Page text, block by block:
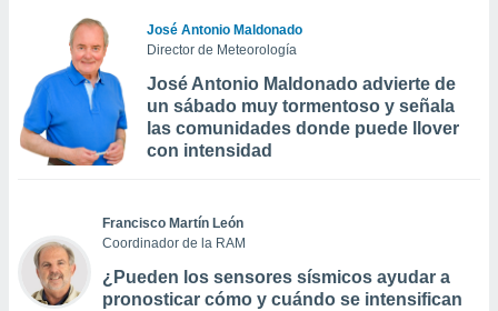
José Antonio Maldonado
Director de Meteorología
José Antonio Maldonado advierte de
un sábado muy tormentoso y señala
las comunidades donde puede llover
con intensidad
Francisco Martín León
Coordinador de la RAM
¿Pueden los sensores sísmicos ayudar a
pronosticar cómo y cuándo se intensifican